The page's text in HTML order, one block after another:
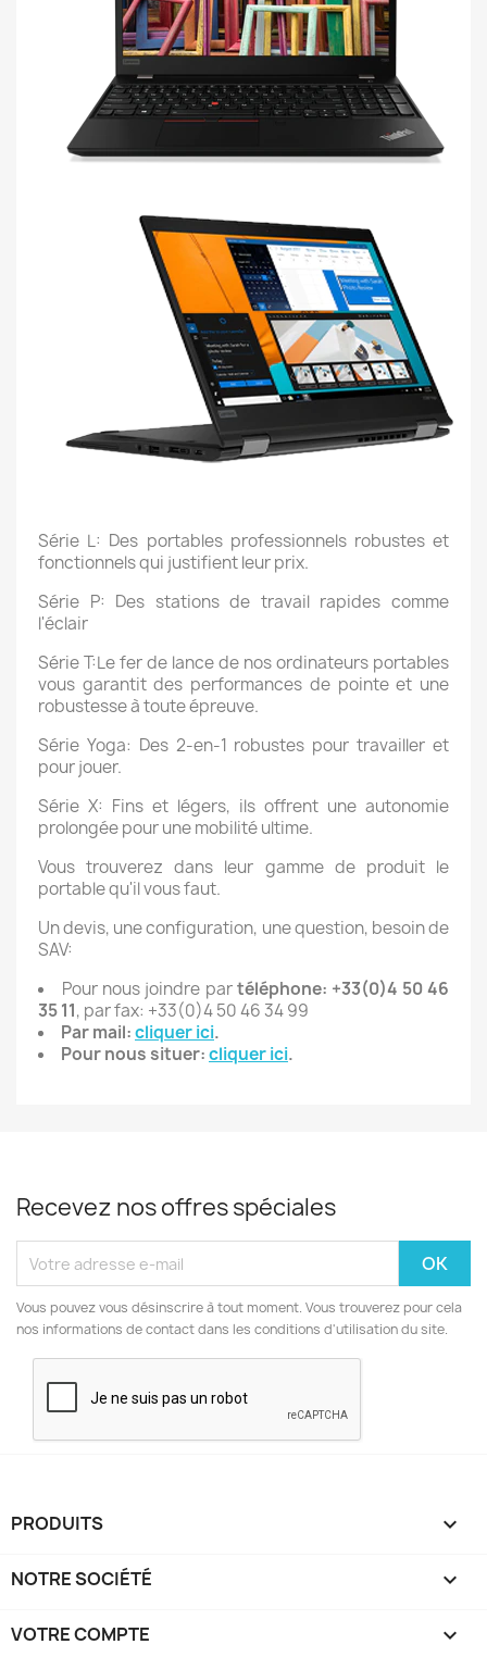
Série L: Des portables professionnels robustes et
fonctionnels qui justifient leur prix.
Série P: Des stations de travail rapides comme
l'éclair
Série T:Le fer de lance de nos ordinateurs portables
vous garantit des performances de pointe et une
robustesse à toute épreuve.
Série Yoga: Des 2-en-1 robustes pour travailler et
pour jouer.
Série X: Fins et légers, ils offrent une autonomie
prolongée pour une mobilité ultime.
Vous trouverez dans leur gamme de produit le
portable qu'il vous faut.
Un devis, une configuration, une question, besoin de
SAV:
Pour nous joindre partéléphone: +33(0)4 50 46
35 11, par fax: +33(0)4 50 46 34 99
Par mail:cliquer ici.
Pour nous situer:cliquer ici.
Recevez nos offres spéciales
Vous pouvez vous désinscrire à tout moment. Vous trouverez pour cela
nos informations de contact dans les conditions d'utilisation du site.
PRODUITS 
NOTRE SOCIÉTÉ 
VOTRE COMPTE 